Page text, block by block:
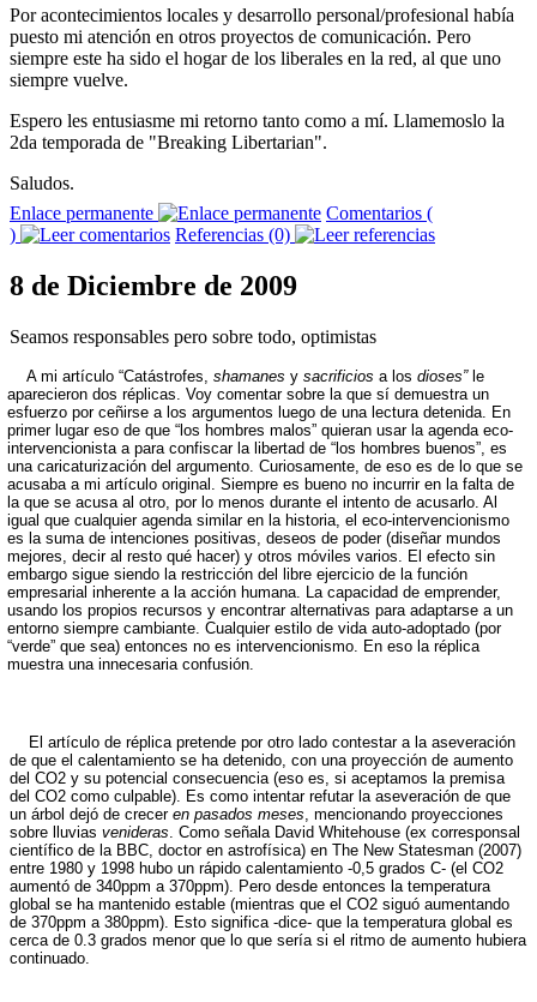
Por acontecimientos locales y desarrollo personal/profesional había
puesto mi atención en otros proyectos de comunicación. Pero
siempre este ha sido el hogar de los liberales en la red, al que uno
siempre vuelve.
Espero les entusiasme mi retorno tanto como a mí. Llamemoslo la
2da temporada de "Breaking Libertarian".
Saludos.
Enlace permanente
Comentarios (
)
Referencias (0)
8 de Diciembre de 2009
Seamos responsables pero sobre todo, optimistas
A mi artículo “Catástrofes, shamanes y sacrificios a los dioses” le
aparecieron dos réplicas. Voy comentar sobre la que sí demuestra un
esfuerzo por ceñirse a los argumentos luego de una lectura detenida. En
primer lugar eso de que “los hombres malos” quieran usar la agenda eco-
intervencionista a para confiscar la libertad de “los hombres buenos”, es
una caricaturización del argumento. Curiosamente, de eso es de lo que se
acusaba a mi artículo original. Siempre es bueno no incurrir en la falta de
la que se acusa al otro, por lo menos durante el intento de acusarlo. Al
igual que cualquier agenda similar en la historia, el eco-intervencionismo
es la suma de intenciones positivas, deseos de poder (diseñar mundos
mejores, decir al resto qué hacer) y otros móviles varios. El efecto sin
embargo sigue siendo la restricción del libre ejercicio de la función
empresarial inherente a la acción humana. La capacidad de emprender,
usando los propios recursos y encontrar alternativas para adaptarse a un
entorno siempre cambiante. Cualquier estilo de vida auto-adoptado (por
“verde” que sea) entonces no es intervencionismo. En eso la réplica
muestra una innecesaria confusión.
El artículo de réplica pretende por otro lado contestar a la aseveración
de que el calentamiento se ha detenido, con una proyección de aumento
del CO2 y su potencial consecuencia (eso es, si aceptamos la premisa
del CO2 como culpable). Es como intentar refutar la aseveración de que
un árbol dejó de crecer en pasados meses, mencionando proyecciones
sobre lluvias venideras. Como señala David Whitehouse (ex corresponsal
científico de la BBC, doctor en astrofísica) en The New Statesman (2007)
entre 1980 y 1998 hubo un rápido calentamiento -0,5 grados C- (el CO2
aumentó de 340ppm a 370ppm). Pero desde entonces la temperatura
global se ha mantenido estable (mientras que el CO2 siguó aumentando
de 370ppm a 380ppm). Esto significa -dice- que la temperatura global es
cerca de 0.3 grados menor que lo que sería si el ritmo de aumento hubiera
continuado.